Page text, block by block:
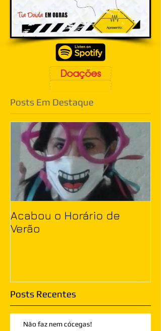
Doações
Posts Em Destaque
Acabou o Horário de
Verão
Posts Recentes
Não faz nem cócegas!